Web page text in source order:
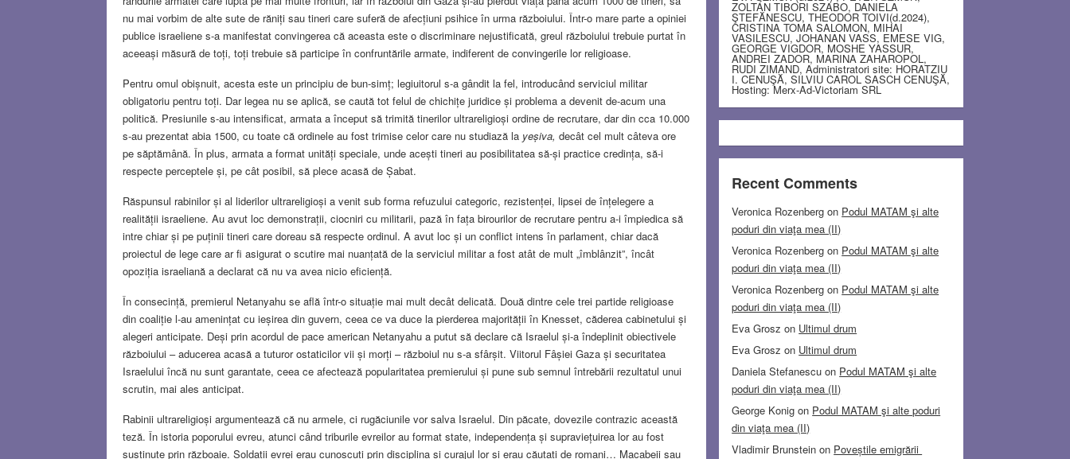
nu mai vorbim de alte sute de răniți sau tineri care suferă de afecțiuni psihice în urma războiului. Într-o mare parte a opiniei
publice israeliene s-a manifestat convingerea că aceasta este o discriminare nejustificată, greul războiului trebuie purtat în
aceeași măsură de toți, toți trebuie să participe în confruntările armate, indiferent de convingerile lor religioase.
Pentru omul obișnuit, acesta este un principiu de bun-simț; legiuitorul s-a gândit la fel, introducând serviciul militar
obligatoriu pentru toți. Dar legea nu se aplică, se caută tot felul de chichițe juridice și problema a devenit de-acum una
politică. Presiunile s-au intensificat, armata a început să trimită tinerilor ultrareligioși ordine de recrutare, dar din cca 10.000
s-au prezentat abia 1500, cu toate că ordinele au fost trimise celor care nu studiază la yeșiva, decât cel mult câteva ore
pe săptămână. În plus, armata a format unități speciale, unde acești tineri au posibilitatea să-și practice credința, să-i
respecte perceptele și, pe cât posibil, să plece acasă de Șabat.
Răspunsul rabinilor și al liderilor ultrareligioși a venit sub forma refuzului categoric, rezistenței, lipsei de înțelegere a
realității israeliene. Au avut loc demonstrații, ciocniri cu militarii, pază în fața birourilor de recrutare pentru a-i împiedica să
intre chiar și pe puținii tineri care doreau să respecte ordinul. A avut loc și un conflict intens în parlament, chiar dacă
proiectul de lege care ar fi asigurat o scutire mai nuanțată de la serviciul militar a fost atât de mult „îmblânzit”, încât
opoziția israeliană a declarat că nu va avea nicio eficiență.
În consecință, premierul Netanyahu se află într-o situație mai mult decât delicată. Două dintre cele trei partide religioase
din coaliție l-au amenințat cu ieșirea din guvern, ceea ce va duce la pierderea majorității în Knesset, căderea cabinetului și
alegeri anticipate. Deși prin acordul de pace american Netanyahu a putut să declare că Israelul și-a îndeplinit obiectivele
războiului – aducerea acasă a tuturor ostaticilor vii și morți – războiul nu s-a sfârșit. Viitorul Fâșiei Gaza și securitatea
Israelului încă nu sunt garantate, ceea ce afectează popularitatea premierului și pune sub semnul întrebării rezultatul unui
scrutin, mai ales anticipat.
Rabinii ultrareligioși argumentează că nu armele, ci rugăciunile vor salva Israelul. Din păcate, dovezile contrazic această
teză. În istoria poporului evreu, atunci când triburile evreilor au format state, independența și supraviețuirea lor au fost
susținute prin războaie. Soldații evrei erau cunoscuți prin disciplina și curajul lor și erau căutați de romani… Macabeii sau
ZOLTÁN TIBORI SZABO, DANIELA
ŞTEFĂNESCU, THEODOR TOIVI(d.2024),
CRISTINA TOMA SALOMON, MIHAI
VASILESCU, JOHANAN VASS, EMESE VIG,
GEORGE VIGDOR, MOSHE YASSUR,
ANDREI ZADOR, MARINA ZAHAROPOL,
RUDI ZIMAND, Administratori site: HORATZIU
I. CENUŞĂ, SILVIU CAROL SASCH CENUŞĂ,
Hosting: Merx-Ad-Victoriam SRL
Recent Comments
Veronica Rozenberg on Podul MATAM şi alte
poduri din viaţa mea (II)
Veronica Rozenberg on Podul MATAM şi alte
poduri din viaţa mea (II)
Veronica Rozenberg on Podul MATAM şi alte
poduri din viaţa mea (II)
Eva Grosz on Ultimul drum
Eva Grosz on Ultimul drum
Daniela Stefanescu on Podul MATAM şi alte
poduri din viaţa mea (II)
George Konig on Podul MATAM şi alte poduri
din viaţa mea (II)
Vladimir Brunstein on Poveștile emigrării